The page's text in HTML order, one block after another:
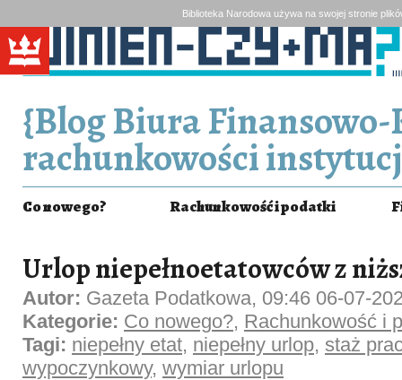
Biblioteka Narodowa używa na swojej stronie
{Blog Biura
rachunkowości
Co nowego? Rachunkowość i podatki
Urlop niepełnoetatowców z
Autor: Gazeta Podatkowa, 09:46 06-07-
Kategorie: Co nowego?, Rachunkowość i
Tagi: niepełny etat, niepełny urlop, staż
wypoczynkowy, wymiar urlopu